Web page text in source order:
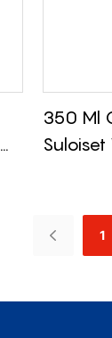
350 Ml
Suloiset
1